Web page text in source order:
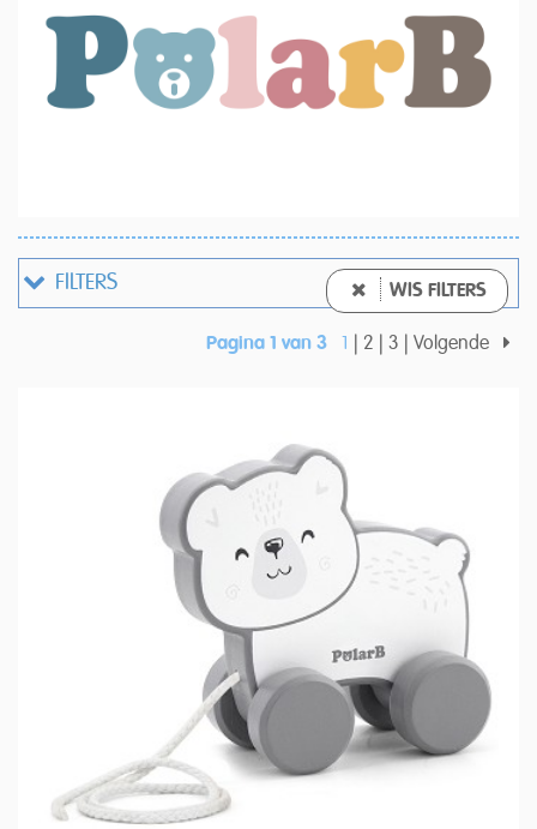
FILTERS WIS FILTERS
Pagina 1 van 3 2 3 Volgende